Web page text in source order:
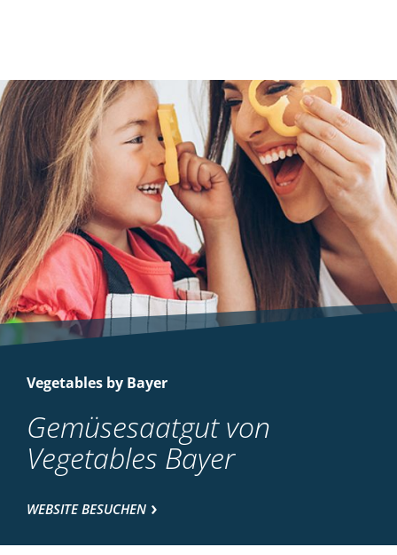
Vegetables by Bayer
Gemüsesaatgut von
Vegetables Bayer
WEBSITE BESUCHEN